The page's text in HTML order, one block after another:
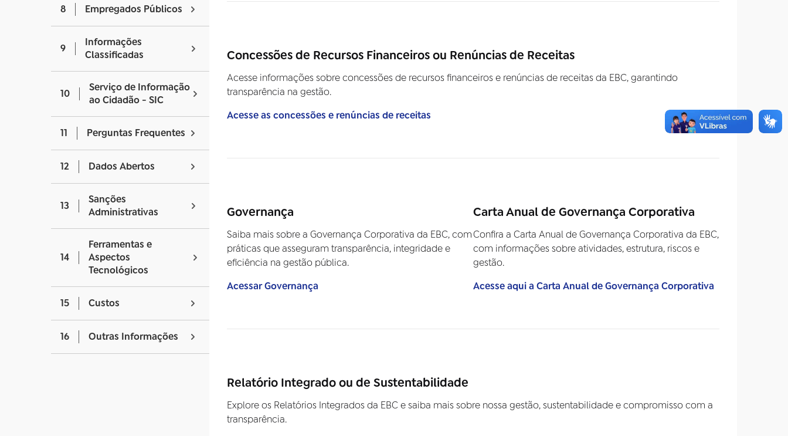
8 Empregados Públicos
9
Informações
Classificadas
10
Serviço de Informação
ao Cidadão - SIC
11 Perguntas Frequentes
12 Dados Abertos
13
Sanções
Administrativas
14
Ferramentas e
Aspectos
Tecnológicos
15 Custos
16 Outras Informações
Concessões de Recursos Financeiros ou Renúncias de Receitas
Acesse informações sobre concessões de recursos financeiros e renúncias de receitas da EBC, garantindo
transparência na gestão.
Acesse as concessões e renúncias de receitas
Governança
Saiba mais sobre a Governança Corporativa da EBC, com
práticas que asseguram transparência, integridade e
eficiência na gestão pública.
Acessar Governança
Carta Anual de Governança Corporativa
Confira a Carta Anual de Governança Corporativa da EBC,
com informações sobre atividades, estrutura, riscos e
gestão.
Acesse aqui a Carta Anual de Governança Corporativa
Relatório Integrado ou de Sustentabilidade
Explore os Relatórios Integrados da EBC e saiba mais sobre nossa gestão, sustentabilidade e compromisso com a
transparência.